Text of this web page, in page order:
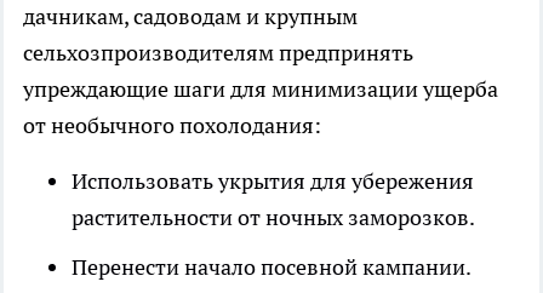
дачникам, садоводам и крупным
сельхозпроизводителям предпринять
упреждающие шаги для минимизации ущерба
от необычного похолодания:
Использовать укрытия для убережения
растительности от ночных заморозков.
Перенести начало посевной кампании.